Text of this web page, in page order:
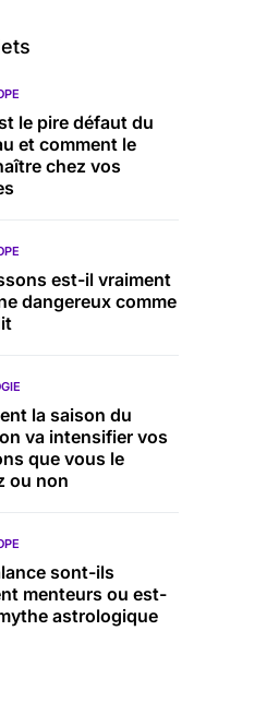
le pire défaut du
et comment le
chez vos
est-il vraiment
dangereux comme
la saison du
va intensifier vos
que vous le
ou non
sont-ils
menteurs ou est-
astrologique